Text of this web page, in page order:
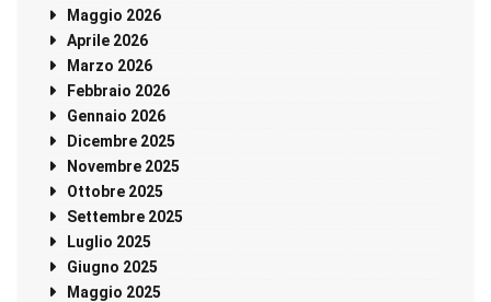
Maggio 2026
Aprile 2026
Marzo 2026
Febbraio 2026
Gennaio 2026
Dicembre 2025
Novembre 2025
Ottobre 2025
Settembre 2025
Luglio 2025
Giugno 2025
Maggio 2025